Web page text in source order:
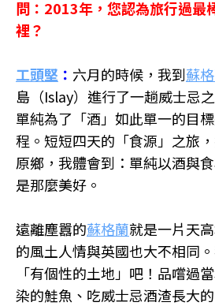
問：2013年，您認為旅行過最
裡？
工頭堅 ： 六月的時候，我到蘇
島（Islay）進行了一趟威士忌
單純為了「酒」如此單一的目
程。短短四天的「食源」之旅
原鄉，我體會到：單純以酒與
是那麼美好。
遠離塵囂的蘇格蘭就是一片天
的風土人情與英國也大不相同
「有個性的土地」吧！品嚐過
染的鮭魚、吃威士忌酒渣長大